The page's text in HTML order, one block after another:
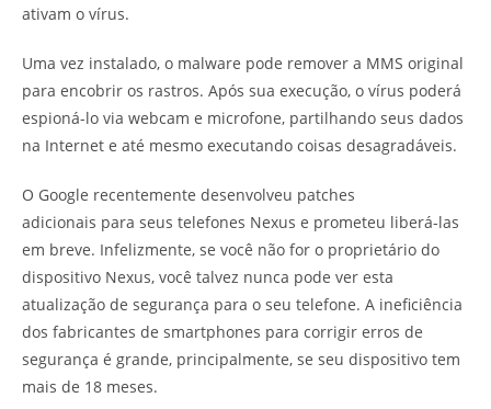
ativam o vírus.
Uma vez instalado, o malware pode remover a MMS original
para encobrir os rastros. Após sua execução, o vírus poderá
espioná-lo via webcam e microfone, partilhando seus dados
na Internet e até mesmo executando coisas desagradáveis.
O Google recentemente desenvolveu patches
adicionais para seus telefones Nexus e prometeu liberá-las
em breve. Infelizmente, se você não for o proprietário do
dispositivo Nexus, você talvez nunca pode ver esta
atualização de segurança para o seu telefone. A ineficiência
dos fabricantes de smartphones para corrigir erros de
segurança é grande, principalmente, se seu dispositivo tem
mais de 18 meses.